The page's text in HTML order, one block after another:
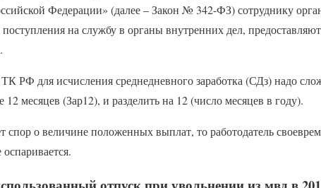
Федерации» (далее – Закон № 342-ФЗ) сотруднику
на службу в органы внутренних дел,
РФ для исчисления среднедневного заработка (СДз) надо
месяцев (Зар12), и разделить на 12 (число месяцев в году).
спор о величине положенных выплат, то работодатель